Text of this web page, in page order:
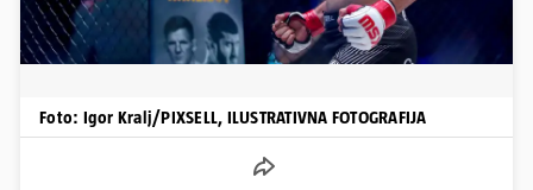
Foto: Igor Kralj/PIXSELL, ILUSTRATIVNA FOTOGRAFIJA